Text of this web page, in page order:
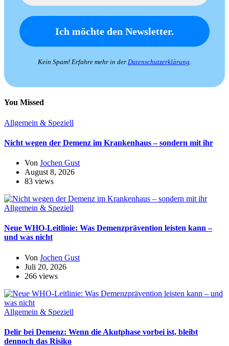
Kein Spam! Erfahre mehr in der Datenschutzerklärung.
You Missed
Allgemein & Speziell
Nicht wegen der Demenz im Krankenhaus – sondern mit ihr
Von Jochen Gust
August 8, 2026
83 views
Allgemein & Speziell
Neue WHO-Leitlinie: Was Demenzprävention leisten kann –
und was nicht
Von Jochen Gust
Juli 20, 2026
266 views
Allgemein & Speziell
Delir bei Demenz: Wenn die Akutphase vorbei ist, bleibt
dennoch das Risiko